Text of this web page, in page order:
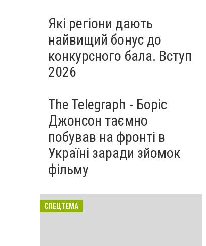
Які регіони дають
найвищий бонус до
конкурсного бала. Вступ
2026
The Telegraph - Боріс
Джонсон таємно
побував на фронті в
Україні заради зйомок
фільму
СПЕЦТЕМА